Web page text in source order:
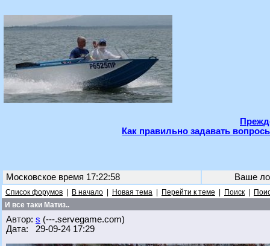
Как правильно задавать
Московское время 17:22:58 Ваше
Список форумов В начало Новая тема Перейти к теме Поиск
И все таки Матиз..
Автор: s (---.servegame.com)
Дата: 29-09-24 17:29